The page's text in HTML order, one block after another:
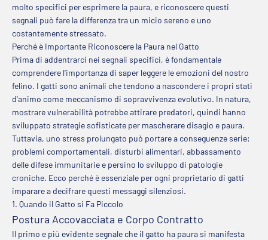
molto specifici per esprimere la paura, e riconoscere questi
segnali può fare la differenza tra un micio sereno e uno
costantemente stressato.
Perché è Importante Riconoscere la Paura nel Gatto
Prima di addentrarci nei segnali specifici, è fondamentale
comprendere l'importanza di saper leggere le emozioni del nostro
felino. I gatti sono animali che tendono a nascondere i propri stati
d'animo come meccanismo di sopravvivenza evolutivo. In natura,
mostrare vulnerabilità potrebbe attirare predatori, quindi hanno
sviluppato strategie sofisticate per mascherare disagio e paura.
Tuttavia, uno stress prolungato può portare a conseguenze serie:
problemi comportamentali, disturbi alimentari, abbassamento
delle difese immunitarie e persino lo sviluppo di patologie
croniche. Ecco perché è essenziale per ogni proprietario di gatti
imparare a decifrare questi messaggi silenziosi.
1. Quando il Gatto si Fa Piccolo
Postura Accovacciata e Corpo Contratto
Il primo e più evidente segnale che il gatto ha paura si manifesta